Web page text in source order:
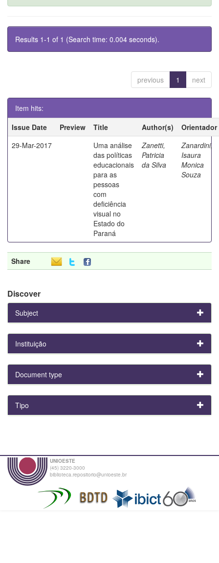
Results 1-1 of 1 (Search time: 0.004 seconds).
previous 1 next
Item hits:
Issue Date
Preview Title Author(s)
Orientador
29-Mar-2017
Uma análise
das políticas
educacionais
para as
pessoas
com
deficiência
visual no
Estado do
Paraná
Zanetti,
Patricia
da Silva
Zanardini,
Isaura
Monica
Souza
Share
Discover
Subject
Instituição
Document type
Tipo
UNIOESTE
(45) 3220-3000
biblioteca.repositorio@unioeste.br